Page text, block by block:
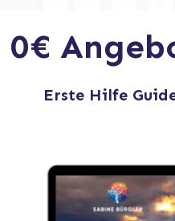
0€
Erste Hilfe